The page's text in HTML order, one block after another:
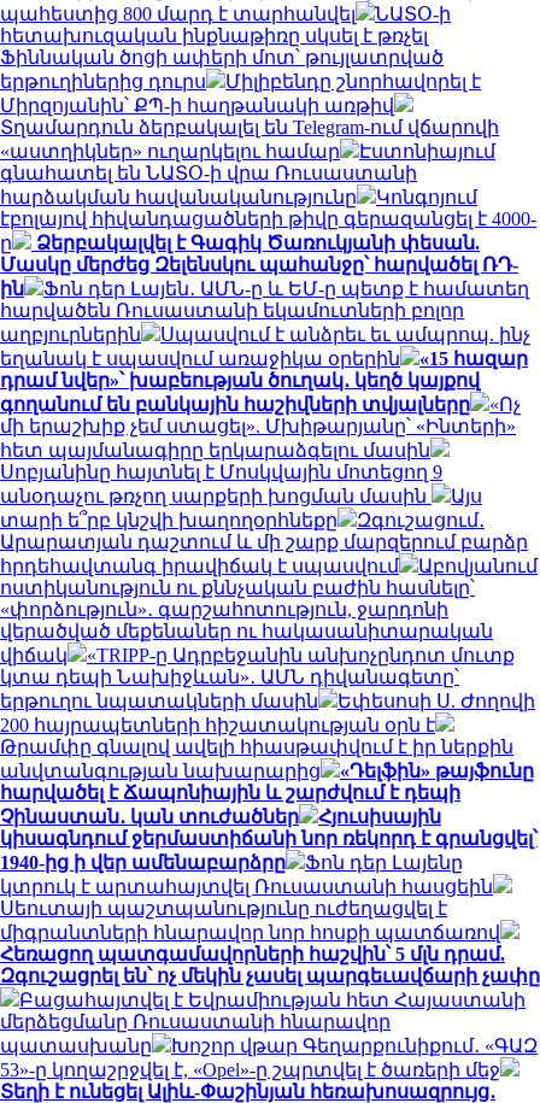
պահեստից 800 մարդ է տարհանվել
ՆԱՏՕ-ի
հետախուզական ինքնաթիռը սկսել է թռչել
Ֆիննական ծոցի ափերի մոտ՝ թույլատրված
երթուղիներից դուրս
Միլիբենդը շնորհավորել է
Միրզոյանին՝ ՔՊ-ի հաղթանակի առթիվ
Տղամարդուն ձերբակալել են Telegram-ում վճարովի
«աստղիկներ» ուղարկելու համար
Էստոնիայում
գնահատել են ՆԱՏՕ-ի վրա Ռուսաստանի
հարձակման հավանականությունը
Կոնգոյում
էբոլայով հիվանդացածների թիվը գերազանցել է 4000-
ը
Ձերբակալվել է Գագիկ Ծառուկյանի փեսան.
Մասկը մերժեց Զելենսկու պահանջը՝ հարվածել ՌԴ-
ին
Ֆոն դեր Լայեն․ ԱՄՆ-ը և ԵՄ-ը պետք է համատեղ
հարվածեն Ռուսաստանի եկամուտների բոլոր
աղբյուրներին
Սպասվում է անձրեւ եւ ամպրոպ. ինչ
եղանակ է սպասվում առաջիկա օրերին
«15 հազար
դրամ նվեր»՝ խաբեության ծուղակ․ կեղծ կայքով
գողանում են բանկային հաշիվների տվյալները
«Ոչ
մի երաշխիք չեմ ստացել». Մխիթարյանը՝ «Ինտերի»
հետ պայմանագիրը երկարաձգելու մասին
Սոբյանինը հայտնել է Մոսկվային մոտեցող 9
անօդաչու թռչող սարքերի խոցման մասին
Այս
տարի ե՞րբ կնշվի խաղողօրհնեքը
Զգուշացում․
Արարատյան դաշտում և մի շարք մարզերում բարձր
հրդեհավտանգ իրավիճակ է սպասվում
Աբովյանում
ոստիկանություն ու քննչական բաժին հասնելը՝
«փորձություն»․ գարշահոտություն, ջարդոնի
վերածված մեքենաներ ու հակասանիտարական
վիճակ
«TRIPP-ը Ադրբեջանին անխոչընդոտ մուտք
կտա դեպի Նախիջևան»․ ԱՄՆ դիվանագետը՝
երթուղու նպատակների մասին
Եփեսոսի Ս. Ժողովի
200 հայրապետների հիշատակության օրն է
Թրամփը գնալով ավելի հիասթափվում է իր ներքին
անվտանգության նախարարից
«Դելֆին» թայֆունը
հարվածել է Ճապոնիային և շարժվում է դեպի
Չինաստան․ կան տուժածներ
Հյուսիսային
կիսագնդում ջերմաստիճանի նոր ռեկորդ է գրանցվել՝
1940-ից ի վեր ամենաբարձրը
Ֆոն դեր Լայենը
կտրուկ է արտահայտվել Ռուսաստանի հասցեին
Սեուտայի ​​պաշտպանությունը ուժեղացվել է
միգրանտների հնարավոր նոր հոսքի պատճառով
Հեռացող պատգամավորների հաշվին՝ 5 մլն դրամ.
Զգուշացրել են՝ ոչ մեկին չասել պարգեւավճարի չափը
Բացահայտվել է Եվրամիության հետ Հայաստանի
մերձեցմանը Ռուսաստանի հնարավոր
պատասխանը
Խոշոր վթար Գեղարքունիքում․ «ԳԱԶ
53»-ը կողաշրջվել է, «Opel»-ը շպրտվել է ծառերի մեջ
Տեղի է ունեցել Ալիև-Փաշինյան հեռախոսազրույց․